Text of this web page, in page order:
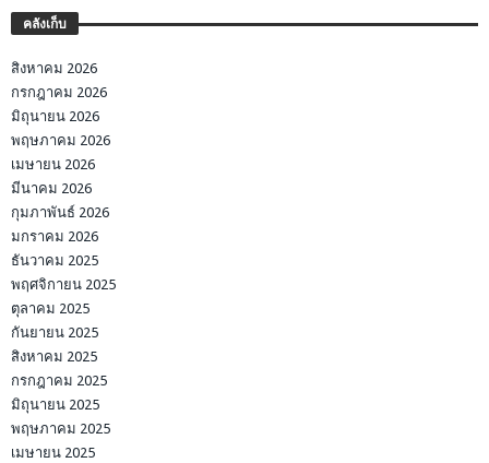
คลังเก็บ
สิงหาคม 2026
กรกฎาคม 2026
มิถุนายน 2026
พฤษภาคม 2026
เมษายน 2026
มีนาคม 2026
กุมภาพันธ์ 2026
มกราคม 2026
ธันวาคม 2025
พฤศจิกายน 2025
ตุลาคม 2025
กันยายน 2025
สิงหาคม 2025
กรกฎาคม 2025
มิถุนายน 2025
พฤษภาคม 2025
เมษายน 2025